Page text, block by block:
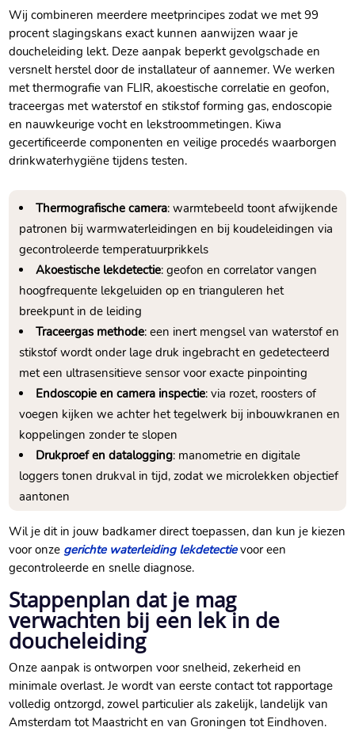
Wij combineren meerdere meetprincipes zodat we met 99
procent slagingskans exact kunnen aanwijzen waar je
doucheleiding lekt.​ Deze aanpak beperkt gevolgschade en
versnelt herstel door de installateur of aannemer.​ We werken
met thermografie van FLIR, akoestische correlatie en geofon,
traceergas met waterstof en stikstof forming gas, endoscopie
en nauwkeurige vocht en lekstroommetingen.​ Kiwa
gecertificeerde componenten en veilige procedés waarborgen
drinkwaterhygiëne tijdens testen.​
Thermografische camera: warmtebeeld toont afwijkende
patronen bij warmwaterleidingen en bij koudeleidingen via
gecontroleerde temperatuurprikkels
Akoestische lekdetectie: geofon en correlator vangen
hoogfrequente lekgeluiden op en trianguleren het
breekpunt in de leiding
Traceergas methode: een inert mengsel van waterstof en
stikstof wordt onder lage druk ingebracht en gedetecteerd
met een ultrasensitieve sensor voor exacte pinpointing
Endoscopie en camera inspectie: via rozet, roosters of
voegen kijken we achter het tegelwerk bij inbouwkranen en
koppelingen zonder te slopen
Drukproef en datalogging: manometrie en digitale
loggers tonen drukval in tijd, zodat we microlekken objectief
aantonen
Wil je dit in jouw badkamer direct toepassen, dan kun je kiezen
voor onze gerichte waterleiding lekdetectievoor een
gecontroleerde en snelle diagnose.​
Stappenplan dat je mag
verwachten bij een lek in de
doucheleiding
Onze aanpak is ontworpen voor snelheid, zekerheid en
minimale overlast.​ Je wordt van eerste contact tot rapportage
volledig ontzorgd, zowel particulier als zakelijk, landelijk van
Amsterdam tot Maastricht en van Groningen tot Eindhoven.​